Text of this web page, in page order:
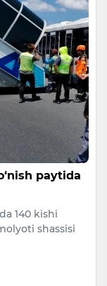
paytida
140 kishi
shassisi